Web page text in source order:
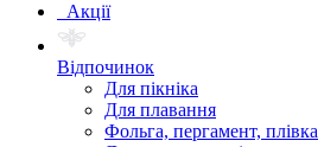
Акції
Відпочинок
Для пікніка
Для плавання
Фольга, пергамент, плівка